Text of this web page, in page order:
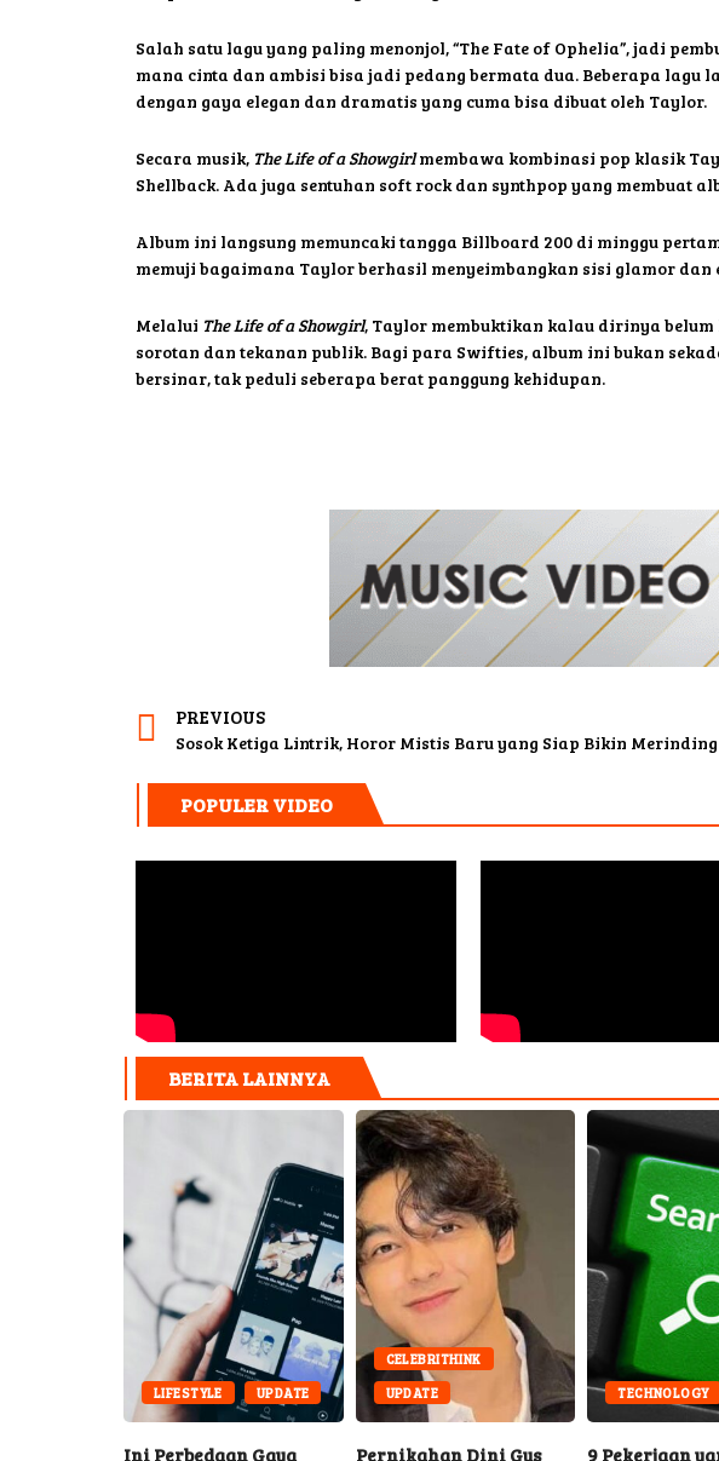
Salah satu lagu yang paling menonjol, “The Fate of Ophelia”, jadi
mana cinta dan ambisi bisa jadi pedang bermata dua. Beberapa lagu
dengan gaya elegan dan dramatis yang cuma bisa dibuat oleh Taylor.
Secara musik, The Life of a Showgirlmembawa kombinasi pop klasik
Shellback. Ada juga sentuhan soft rock dan synthpop yang membuat
Album ini langsung memuncaki tangga Billboard 200 di minggu
memuji bagaimana Taylor berhasil menyeimbangkan sisi glamor
Melalui The Life of a Showgirl, Taylor membuktikan kalau dirinya
sorotan dan tekanan publik. Bagi para Swifties, album ini bukan
bersinar, tak peduli seberapa berat panggung kehidupan.
PREVIOUS
Sosok Ketiga Lintrik, Horor Mistis Baru yang Siap Bikin Merinding
POPULER VIDEO
BERITA LAINNYA
LIFESTYLE UPDATE
Ini Perbedaan Gaya
CELEBRITHINK
UPDATE
Pernikahan Dini Gus
TECHNOLOGY
9 Pekerjaan yang Bisa